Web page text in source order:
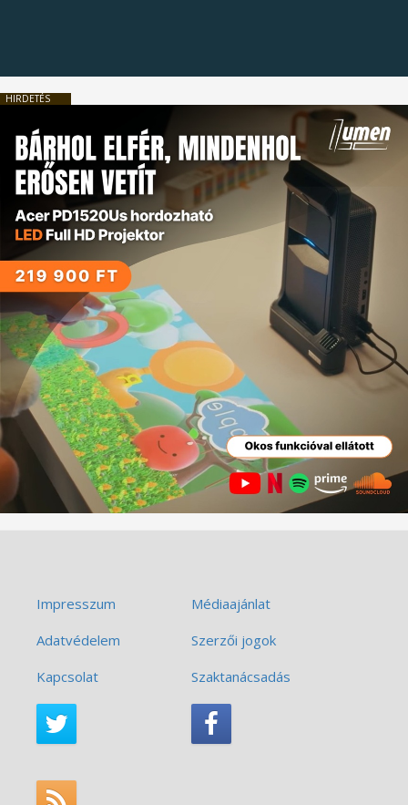
HIRDETÉS
Impresszum
Médiaajánlat
Adatvédelem
Szerzői jogok
Kapcsolat
Szaktanácsadás